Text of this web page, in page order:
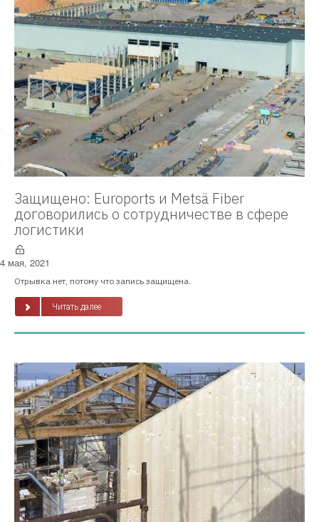
Защищено: Euroports и Metsä Fiber
договорились о сотрудничестве в сфере
логистики
4 мая, 2021
Отрывка нет, потому что запись защищена.
Читать далее